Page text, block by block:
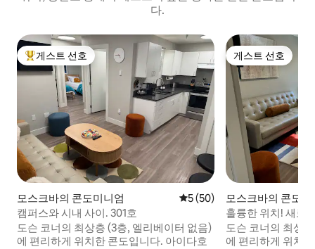
다.
상위 게스트 선호
게스트 선호
모스크바의 콘도미니엄 평점 5점(5점 만점), 후기 50
5 (50)
캠퍼스와 시내 사이. 301호
도슨 코너의 최상층 (3층, 엘리베이터 없음)
에 편리하게 위치한 콘도입니다. 아이다호
게스트 선호
게스트 선호
모스크바의 콘도
훌륭한 위치! 새로
도슨 코너의 최상
에 편리하게 위치한 콘도. 아이